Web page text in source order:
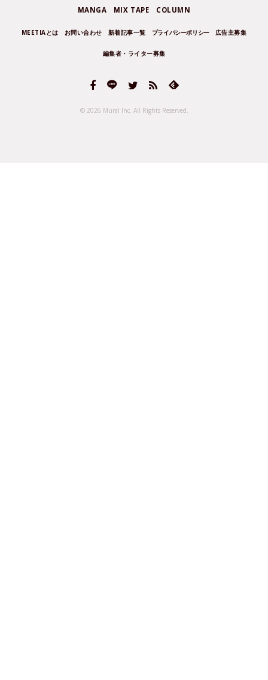
MANGA MIX TAPE COLUMN
MEETIAとは お問い合わせ 新着記事一覧 プライバシーポリシー 広告主募集
編集者・ライター募集
© 2026 Mural Inc. All Rights Reserved.